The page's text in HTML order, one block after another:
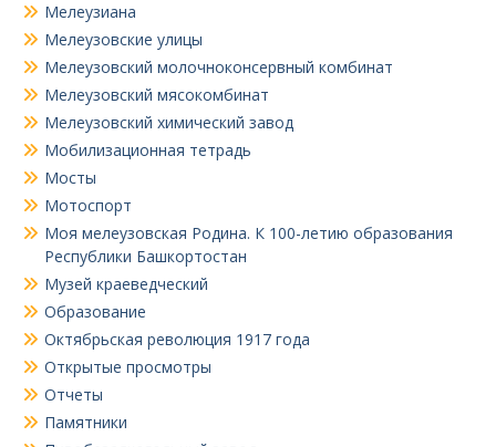
Мелеузиана
Мелеузовские улицы
Мелеузовский молочноконсервный комбинат
Мелеузовский мясокомбинат
Мелеузовский химический завод
Мобилизационная тетрадь
Мосты
Мотоспорт
Моя мелеузовская Родина. К 100-летию образования
Республики Башкортостан
Музей краеведческий
Образование
Октябрьская революция 1917 года
Открытые просмотры
Отчеты
Памятники